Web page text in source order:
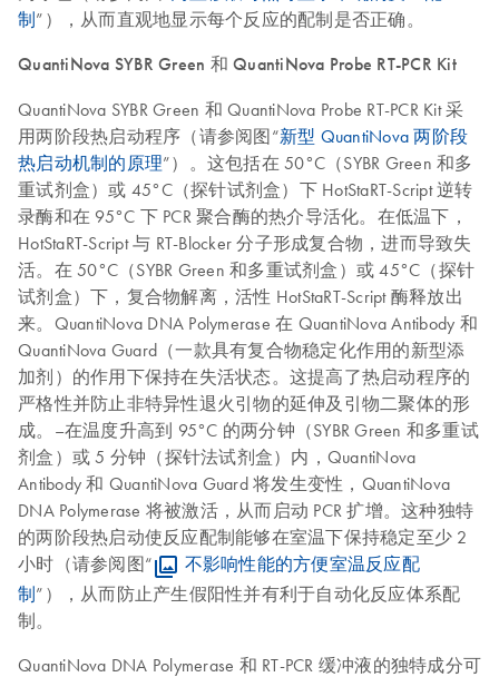
制”），从而直观地显示每个反应的配制是否正确。
QuantiNova SYBR Green 和 QuantiNova Probe RT-PCR Kit
QuantiNova SYBR Green 和 QuantiNova Probe RT-PCR Kit 采
用两阶段热启动程序（请参阅图“新型 QuantiNova 两阶段
热启动机制的原理”）。这包括在 50°C（SYBR Green 和多
重试剂盒）或 45°C（探针试剂盒）下 HotStaRT-Script 逆转
录酶和在 95°C 下 PCR 聚合酶的热介导活化。在低温下，
HotStaRT-Script 与 RT-Blocker 分子形成复合物，进而导致失
活。在 50°C（SYBR Green 和多重试剂盒）或 45°C（探针
试剂盒）下，复合物解离，活性 HotStaRT-Script 酶释放出
来。QuantiNova DNA Polymerase 在 QuantiNova Antibody 和
QuantiNova Guard（一款具有复合物稳定化作用的新型添
加剂）的作用下保持在失活状态。这提高了热启动程序的
严格性并防止非特异性退火引物的延伸及引物二聚体的形
成。–在温度升高到 95°C 的两分钟（SYBR Green 和多重试
剂盒）或 5 分钟（探针法试剂盒）内，QuantiNova
Antibody 和 QuantiNova Guard 将发生变性，QuantiNova
DNA Polymerase 将被激活，从而启动 PCR 扩增。这种独特
的两阶段热启动使反应配制能够在室温下保持稳定至少 2
小时（请参阅图“
不影响性能的方便室温反应配
制”），从而防止产生假阳性并有利于自动化反应体系配
制。
QuantiNova DNA Polymerase 和 RT-PCR 缓冲液的独特成分可